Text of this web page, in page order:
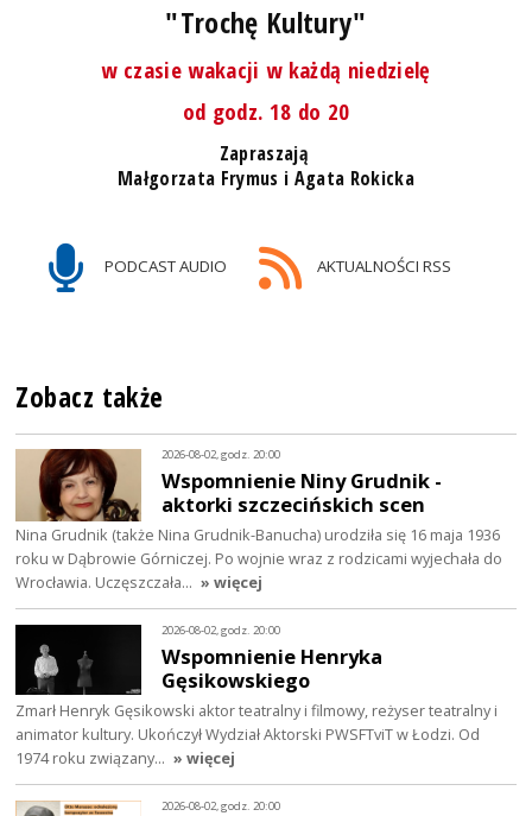
"Trochę Kultury"
w czasie wakacji w każdą niedzielę
od godz. 18 do 20
Zapraszają
Małgorzata Frymus i Agata Rokicka
PODCAST AUDIO AKTUALNOŚCI RSS
Zobacz także
2026-08-02, godz. 20:00
Wspomnienie Niny Grudnik -
aktorki szczecińskich scen
Nina Grudnik (także Nina Grudnik-Banucha) urodziła się 16 maja 1936
roku w Dąbrowie Górniczej. Po wojnie wraz z rodzicami wyjechała do
Wrocławia. Uczęszczała… » więcej
2026-08-02, godz. 20:00
Wspomnienie Henryka
Gęsikowskiego
Zmarł Henryk Gęsikowski aktor teatralny i filmowy, reżyser teatralny i
animator kultury. Ukończył Wydział Aktorski PWSFTviT w Łodzi. Od
1974 roku związany… » więcej
2026-08-02, godz. 20:00